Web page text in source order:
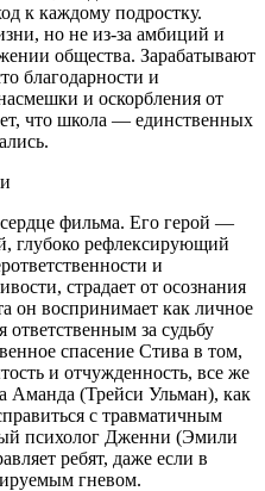
к каждому подростку.
но не из-за амбиций и
общества. Зарабатывают
благодарности и
и оскорбления от
что школа — единственных
фильма. Его герой —
глубоко рефлексирующий
и
страдает от осознания
он воспринимает как личное
ответственным за судьбу
спасение Стива в том,
и отчужденность, все же
Аманда (Трейси Ульман), как
с травматичным
психолог Дженни (Эмили
ребят, даже если в
гневом.